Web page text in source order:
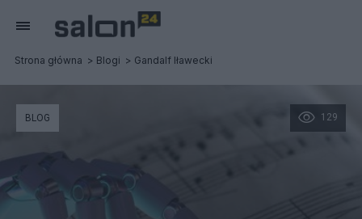
Strona główna Blogi Gandalf Iławecki
129
BLOG